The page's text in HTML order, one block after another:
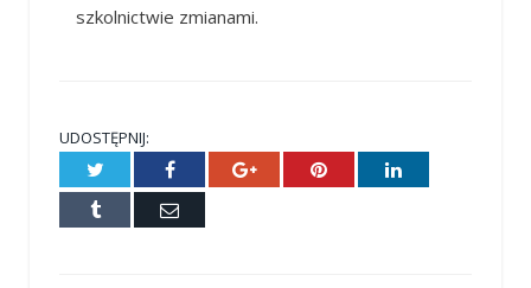
szkolnictwie zmianami.
UDOSTĘPNIJ:
Twitter Facebook Google+ Pinterest LinkedIn
Tumblr
E-